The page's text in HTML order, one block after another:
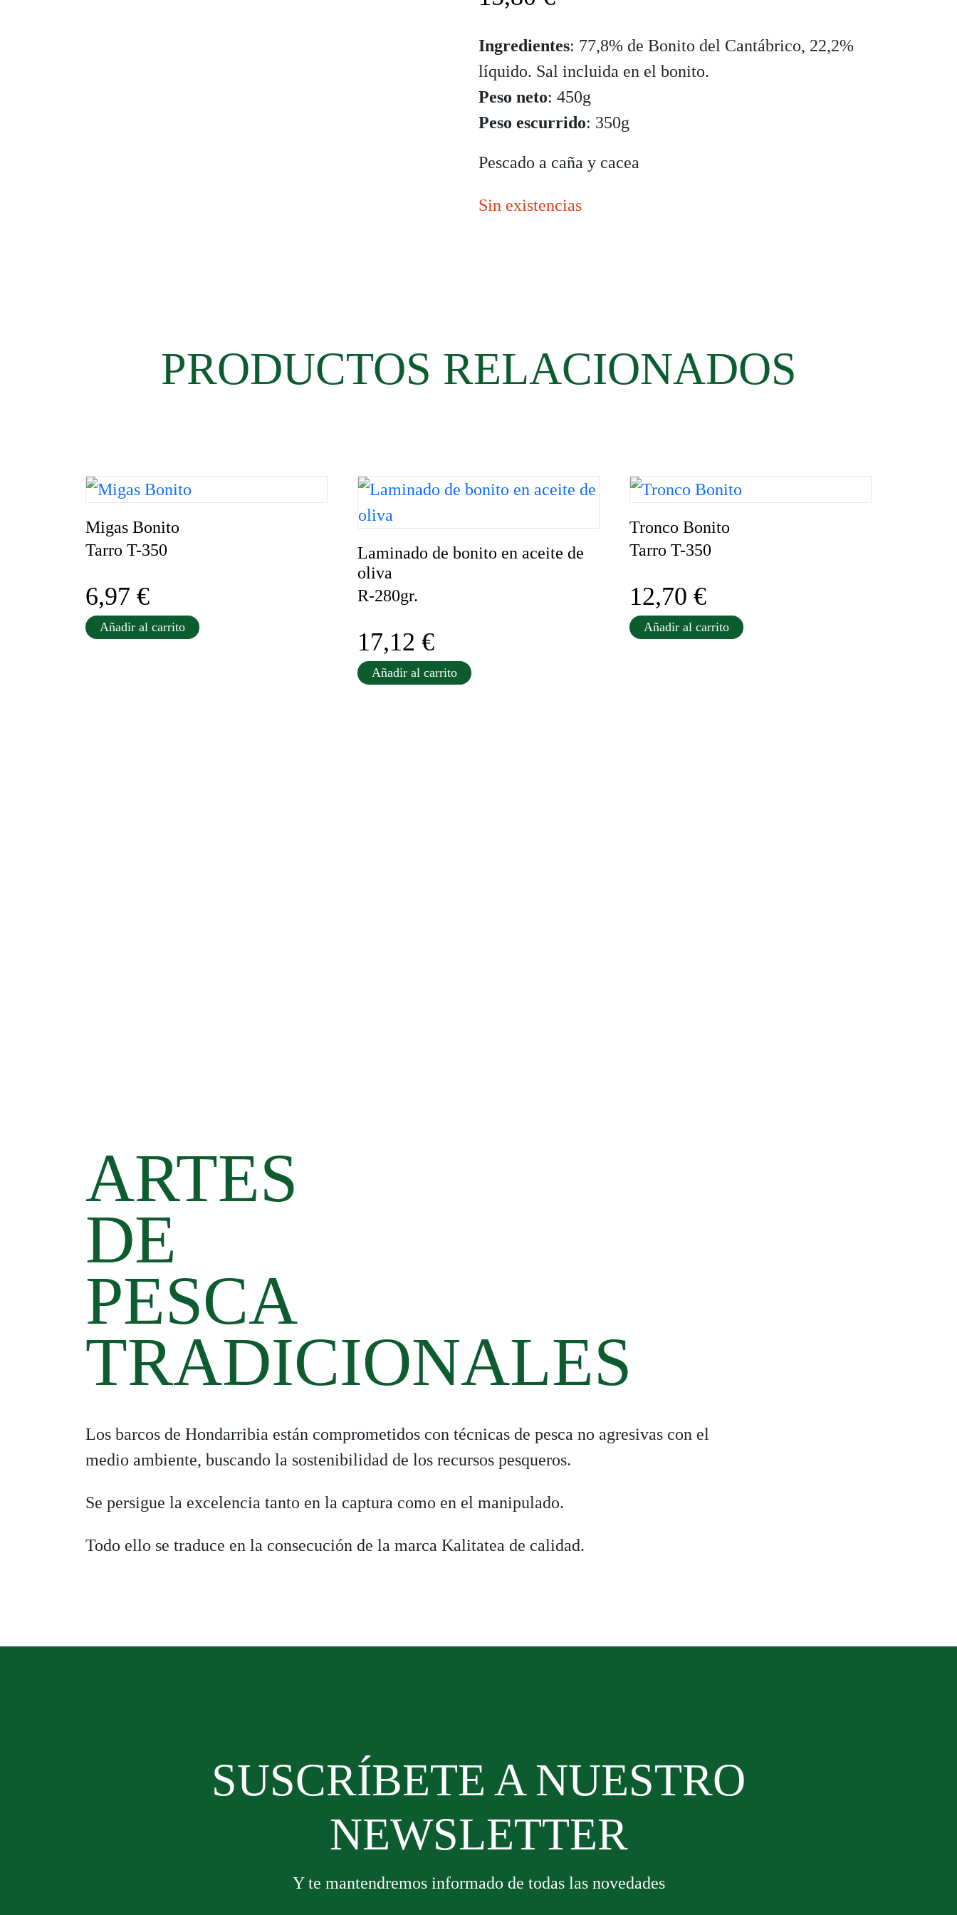
Ingredientes: 77,8% de Bonito del Cantábrico, 22,2%
líquido. Sal incluida en el bonito.
Peso neto: 450g
Peso escurrido: 350g
Pescado a caña y cacea
Sin existencias
PRODUCTOS RELACIONADOS
Migas Bonito
Tarro T-350
6,97 €
Añadir al carrito
Laminado de bonito en aceite de
oliva
R-280gr.
17,12 €
Añadir al carrito
Tronco Bonito
Tarro T-350
12,70 €
Añadir al carrito
ARTES
DE
PESCA
TRADICIONALES
Los barcos de Hondarribia están comprometidos con técnicas de pesca no agresivas con el
medio ambiente, buscando la sostenibilidad de los recursos pesqueros.
Se persigue la excelencia tanto en la captura como en el manipulado.
Todo ello se traduce en la consecución de la marca Kalitatea de calidad.
SUSCRÍBETE A NUESTRO
NEWSLETTER
Y te mantendremos informado de todas las novedades